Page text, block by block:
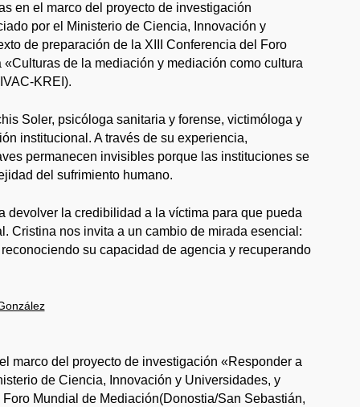
en el marco del proyecto de investigación
por el Ministerio de Ciencia, Innovación y
de preparación de la XIII Conferencia del Foro
de la mediación y mediación como cultura
KREI).
Soler, psicóloga sanitaria y forense, victimóloga y
institucional. A través de su experiencia,
permanecen invisibles porque las instituciones se
del sufrimiento humano.
la credibilidad a la víctima para que pueda
Cristina nos invita a un cambio de mirada esencial:
su capacidad de agencia y recuperando
marco del proyecto de investigación «Responder a
de Ciencia, Innovación y Universidades, y
Mundial de Mediación(Donostia/San Sebastián,